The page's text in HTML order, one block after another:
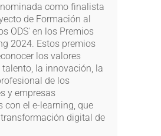
como finalista
de Formación al
ODS' en los Premios
2024. Estos premios
los valores
talento, la innovación, la
de los
y empresas
con el e-learning, que
digital de